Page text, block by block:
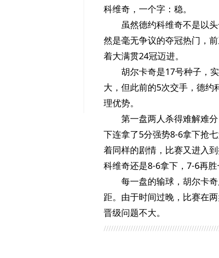
科维奇，一个字：稳。
虽然德约科维奇不是以
然是毫无争议的夺冠热门，
着大满贯24冠迈进。
胡尔卡奇是17号种子，
大，但此前的5次交手，德
理优势。
第一盘两人杀得难解难
下连拿了5分强势8-6拿下抢
着同样的剧情，比赛又进入
科维奇还是8-6拿下，7-6再
每一盘的输球，胡尔卡
距。由于时间过晚，比赛在
晋级问题不大。